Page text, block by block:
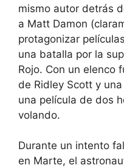
mismo autor detrás
a Matt Damon
protagonizar
una batalla por la
Rojo. Con un elenco
de Ridley Scott y
una película de dos
volando.
Durante un intento
en Marte, el